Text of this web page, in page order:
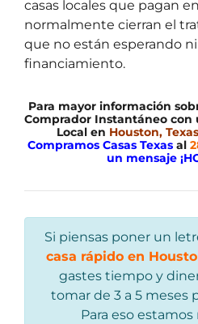
casas locales que pagan
normalmente cierran el
que no están esperando
financiamiento.
Para mayor información
Comprador Instantáneo con
Local en Houston,
Compramos Casas Texas al
un mensaje
Si piensas poner un
casa rápido en
gastes tiempo y
tomar de 3 a 5 meses
Para eso